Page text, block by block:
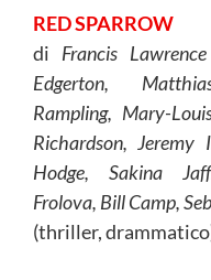
RED SPARROW
di Francis Lawrence
Edgerton,
Rampling, Mary-
Richardson, Jeremy
Hodge, Sakina
Frolova, Bill Camp,
(thriller,